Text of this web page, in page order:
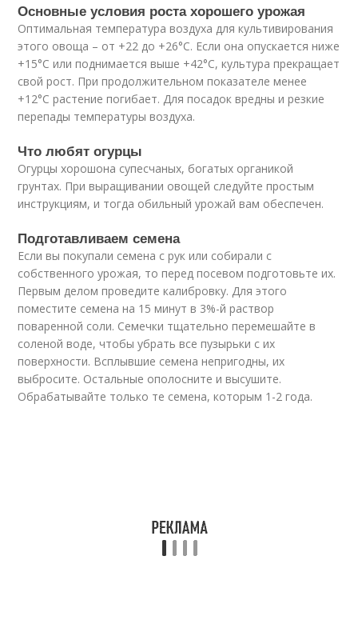
Основные условия роста хорошего урожая
Оптимальная температура воздуха для культивирования
этого овоща – от +22 до +26°С. Если она опускается ниже
+15°С или поднимается выше +42°С, культура прекращает
свой рост. При продолжительном показателе менее
+12°С растение погибает. Для посадок вредны и резкие
перепады температуры воздуха.
Что любят огурцы
Огурцы хорошона супесчаных, богатых органикой
грунтах. При выращивании овощей следуйте простым
инструкциям, и тогда обильный урожай вам обеспечен.
Подготавливаем семена
Если вы покупали семена с рук или собирали с
собственного урожая, то перед посевом подготовьте их.
Первым делом проведите калибровку. Для этого
поместите семена на 15 минут в 3%-й раствор
поваренной соли. Семечки тщательно перемешайте в
соленой воде, чтобы убрать все пузырьки с их
поверхности. Всплывшие семена непригодны, их
выбросите. Остальные ополосните и высушите.
Обрабатывайте только те семена, которым 1-2 года.